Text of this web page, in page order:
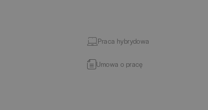
Praca hybrydowa
Umowa o pracę